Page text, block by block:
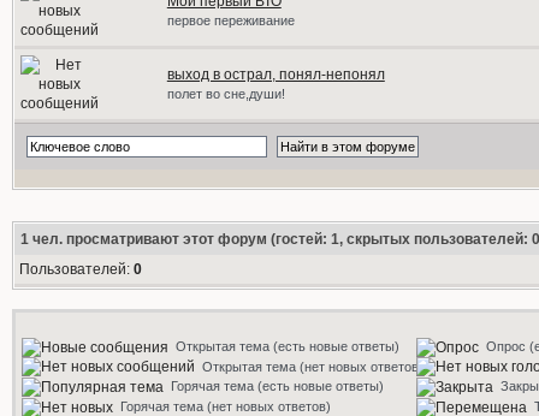
первое переживание
выход в острал, понял-непонял
полет во сне,души!
1чел. просматривают этот форум (гостей: 1, скрытых пользователей:
Пользователей: 0
Открытая тема (есть новые ответы)
Открытая тема (нет новых ответов)
Горячая тема (есть новые ответы)
Горячая тема (нет новых ответов)
Опрос